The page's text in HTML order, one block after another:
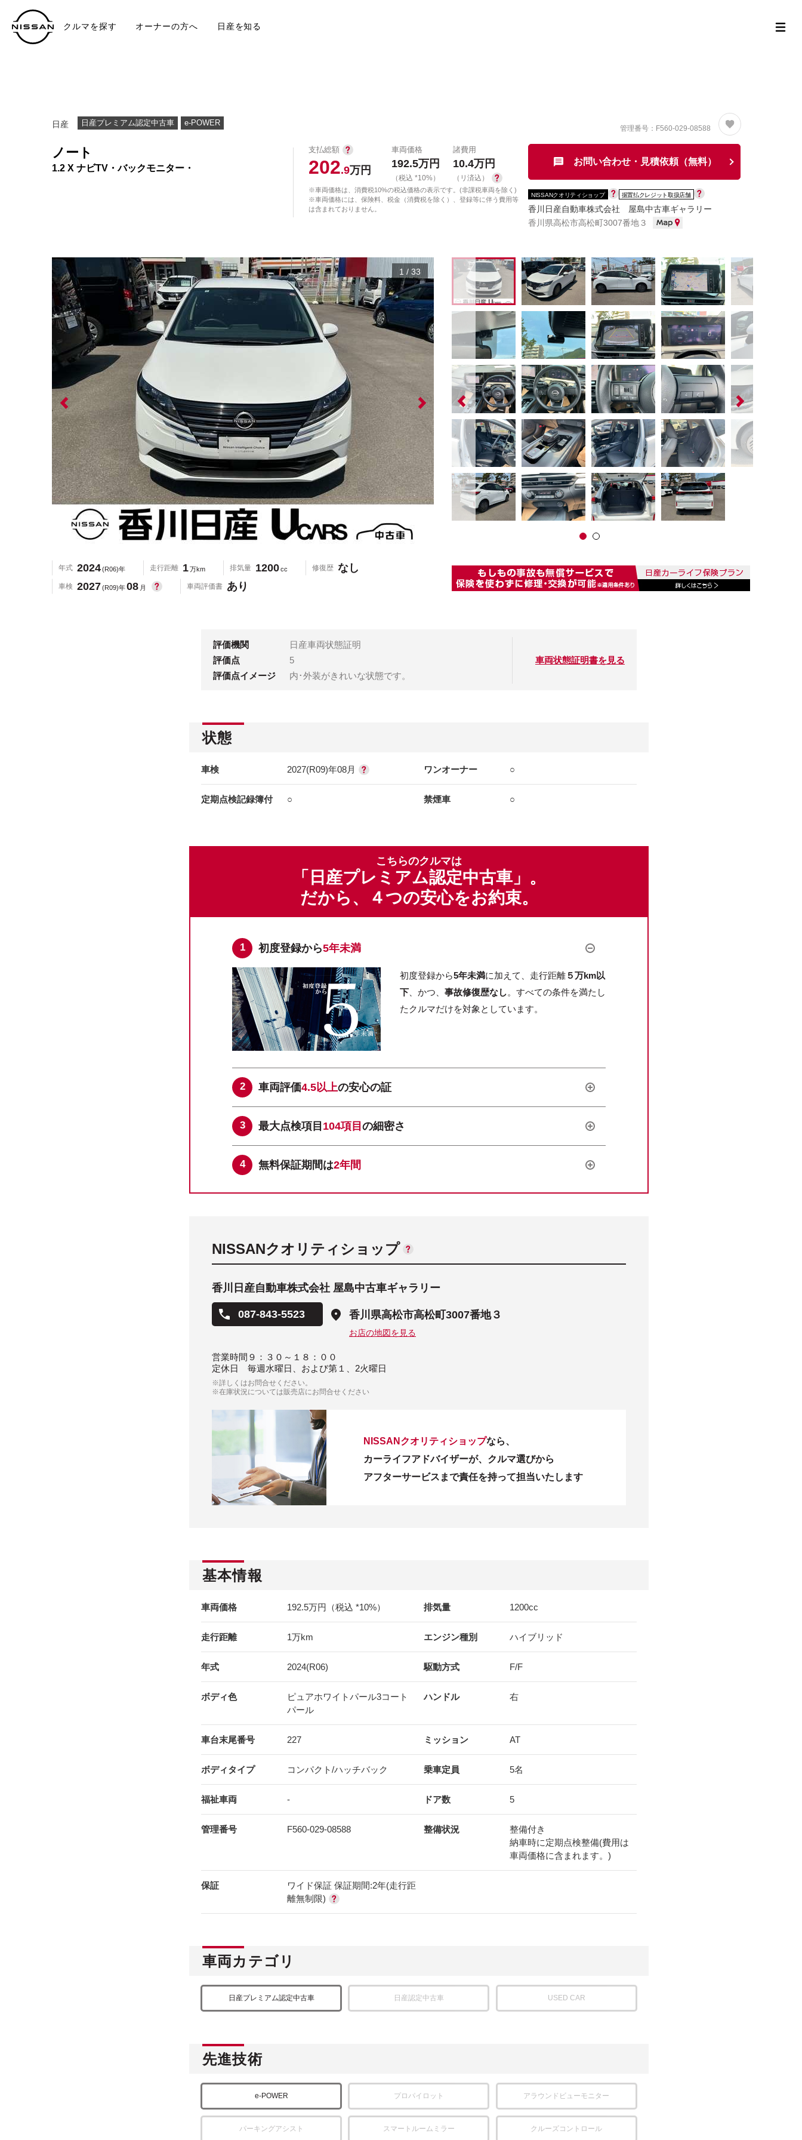
クルマを探す オーナーの方へ 日産を知る
日産 日産プレミアム認定中古車 e-POWER
ノート
1.2 X ナビTV・バックモニター・
支払総額
202.9万円
車両価格
192.5万円
（税込 *10%）
諸費用
10.4万円
（リ済込）
※車両価格は、消費税10%の税込価格の表示です。(非課税車両を除く)
※車両価格には、保険料、税金（消費税を除く）、登録等に伴う費用等
は含まれておりません。
管理番号：F560-029-08588
お問い合わせ・見積依頼（無料）
NISSANクオリティショップ 据置払クレジット取扱店舗
香川日産自動車株式会社 屋島中古車ギャラリー
香川県高松市高松町3007番地３
1 / 33
年式 2024(R06)年 走行距離 1万km 排気量 1200cc 修復歴 なし
車検 2027(R09)年08 月 車両評価書 あり
評価機関
日産車両状態証明
評価点
5
評価点イメージ
内･外装がきれいな状態です。
車両状態証明書を見る
状態
車検 2027(R09)年08月 ワンオーナー ○
定期点検記録簿付 ○ 禁煙車 ○
こちらのクルマは
「日産プレミアム認定中古車」。
だから、４つの安心をお約束。
初度登録から5年未満
初度登録から5年未満に加えて、走行距離５万km以
下 、かつ、 事故修復歴なし。すべての条件を満たし
たクルマだけを対象としています。
車両評価4.5以上の安心の証
最大点検項目 104項目 の細密さ
無料保証期間は2年間
NISSANクオリティショップ
香川日産自動車株式会社 屋島中古車ギャラリー
087-843-5523 香川県高松市高松町3007番地３
お店の地図を見る
営業時間 ９：３０～１８：００
定休日
毎週水曜日、および第１、2火曜日
※詳しくはお問合せください。
※在庫状況については販売店にお問合せください
NISSANクオリティショップなら、
カーライフアドバイザーが、クルマ選びから
アフターサービスまで責任を持って担当いたします
基本情報
車両価格 192.5万円（税込 *10%） 排気量 1200cc
走行距離 1万km エンジン種別 ハイブリッド
年式 2024(R06) 駆動方式 F/F
ボディ色
ピュアホワイトパール3コート
パール
ハンドル 右
車台末尾番号 227 ミッション AT
ボディタイプ コンパクト/ハッチバック 乗車定員 5名
福祉車両 - ドア数 5
管理番号 F560-029-08588 整備状況
整備付き
納車時に定期点検整備(費用は
車両価格に含まれます。)
保証
ワイド保証 保証期間:2年(走行距
離無制限)
車両カテゴリ
日産プレミアム認定中古車 日産認定中古車 USED CAR
先進技術
e-POWER プロパイロット アラウンドビューモニター
パーキングアシスト スマートルームミラー クルーズコントロール